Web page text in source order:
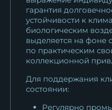
гарантия
устойчивости к
биологическим
выделяется на фоне
по практическим
коллекционной
Для поддержания
состоянии:
Регулярно